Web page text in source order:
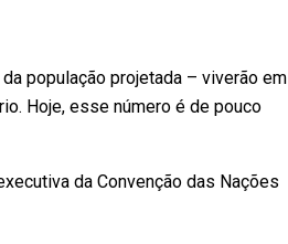
população projetada – viverão em
Hoje, esse número é de pouco
da Convenção das Nações